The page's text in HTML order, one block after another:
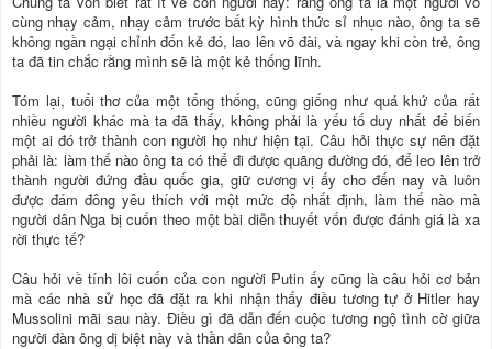
cùng nhạy cảm, nhạy cảm trước bất kỳ hình thức sỉ nhục nào, ông ta sẽ
không ngần ngại chỉnh đốn kẻ đó, lao lên võ đài, và ngay khi còn trẻ, ông
ta đã tin chắc rằng mình sẽ là một kẻ thống lĩnh.
Tóm lại, tuổi thơ của một tổng thống, cũng giống như quá khứ của rất
nhiều người khác mà ta đã thấy, không phải là yếu tố duy nhất để biến
một ai đó trở thành con người họ như hiện tại. Câu hỏi thực sự nên đặt
phải là: làm thế nào ông ta có thể đi được quãng đường đó, để leo lên trở
thành người đứng đầu quốc gia, giữ cương vị ấy cho đến nay và luôn
được đám đông yêu thích với một mức độ nhất định, làm thế nào mà
người dân Nga bị cuốn theo một bài diễn thuyết vốn được đánh giá là xa
rời thực tế?
Câu hỏi về tính lôi cuốn của con người Putin ấy cũng là câu hỏi cơ bản
mà các nhà sử học đã đặt ra khi nhận thấy điều tương tự ở Hitler hay
Mussolini mãi sau này. Điều gì đã dẫn đến cuộc tương ngộ tình cờ giữa
người đàn ông dị biệt này và thần dân của ông ta?